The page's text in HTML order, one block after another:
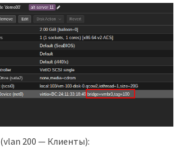
(vlan 200 — Клиенты):